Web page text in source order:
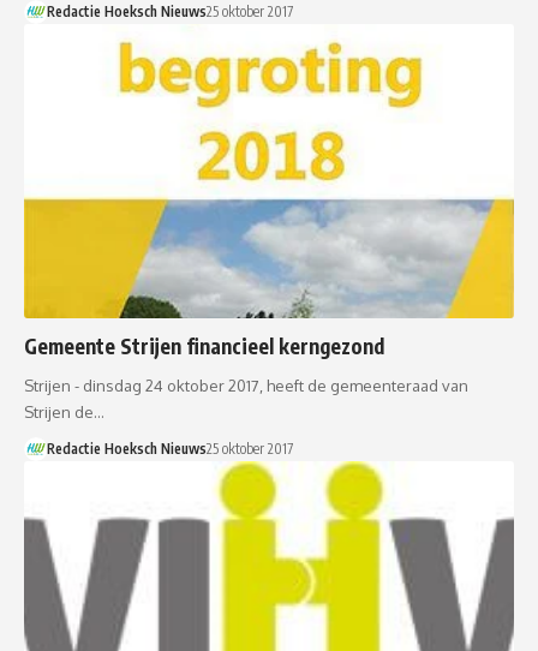
Redactie Hoeksch Nieuws25 oktober 2017
Gemeente Strijen financieel kerngezond
Strijen - dinsdag 24 oktober 2017, heeft de gemeenteraad van
Strijen de…
Redactie Hoeksch Nieuws25 oktober 2017